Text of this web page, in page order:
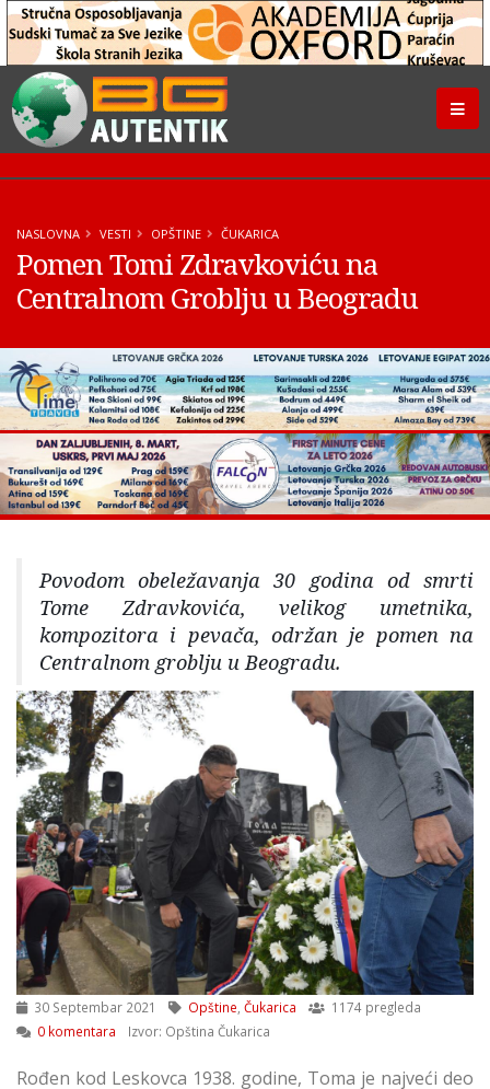
NASLOVNA VESTI OPŠTINE ČUKARICA
Pomen Tomi Zdravkoviću na
Centralnom Groblju u Beogradu
Povodom obeležavanja 30 godina od smrti
Tome Zdravkovića, velikog umetnika,
kompozitora i pevača, održan je pomen na
Centralnom groblju u Beogradu.
30 Septembar 2021 Opštine, Čukarica
1174 pregleda
0 komentara
Izvor: Opština Čukarica
Rođen kod Leskovca 1938. godine, Toma je najveći deo